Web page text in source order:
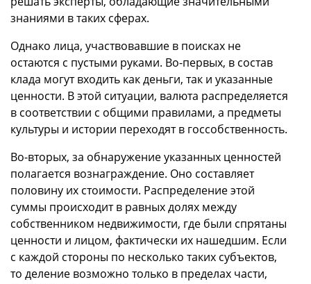
знаниями в таких сферах.
Однако лица, участвовавшие в поисках не
остаются с пустыми руками. Во-первых, в состав
клада могут входить как деньги, так и указанные
ценности. В этой ситуации, валюта распределяется
в соответствии с общими правилами, а предметы
культуры и истории переходят в госсобственность.
Во-вторых, за обнаружение указанных ценностей
полагается вознаграждение. Оно составляет
половину их стоимости. Распределение этой
суммы происходит в равных долях между
собственником недвижимости, где были спрятаны
ценности и лицом, фактически их нашедшим. Если
с каждой стороны по несколько таких субъектов,
то деление возможно только в пределах части,